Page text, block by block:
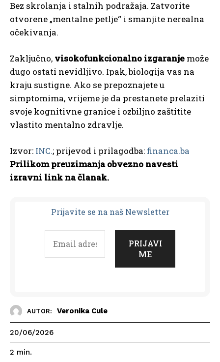
Bez skrolanja i stalnih podražaja. Zatvorite
otvorene „mentalne petlje“ i smanjite nerealna
očekivanja.
Zaključno, visokofunkcionalno izgaranje može
dugo ostati nevidljivo. Ipak, biologija vas na
kraju sustigne. Ako se prepoznajete u
simptomima, vrijeme je da prestanete prelaziti
svoje kognitivne granice i ozbiljno zaštitite
vlastito mentalno zdravlje.
Izvor: INC.; prijevod i prilagodba: financa.ba
Prilikom preuzimanja obvezno navesti
izravni link na članak.
Prijavite se na naš Newsletter
AUTOR: Veronika Cule
20/06/2026
2 min.